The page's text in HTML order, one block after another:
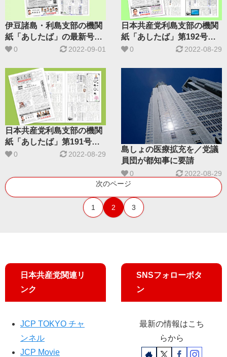
伊豆諸島・利島支部の機関
紙「あしたば」の最新号を
アップしました
0 2022-09-01
日本共産党利島支部の機関
紙「あしたば」第192号を
掲載しました
0 2022-08-29
日本共産党利島支部の機関
紙「あしたば」第191号が
発行されました
0 2022-08-29
島しょの医療拡充を／党議
員団が都知事に要請
0
2022-08-29
次のページ
1 2 3
日本共産党関連リ
ンク
JCP TOKYO チャ
ンネル
JCP Movie
SNSフォローボタ
ン
最新の情報はこち
らから